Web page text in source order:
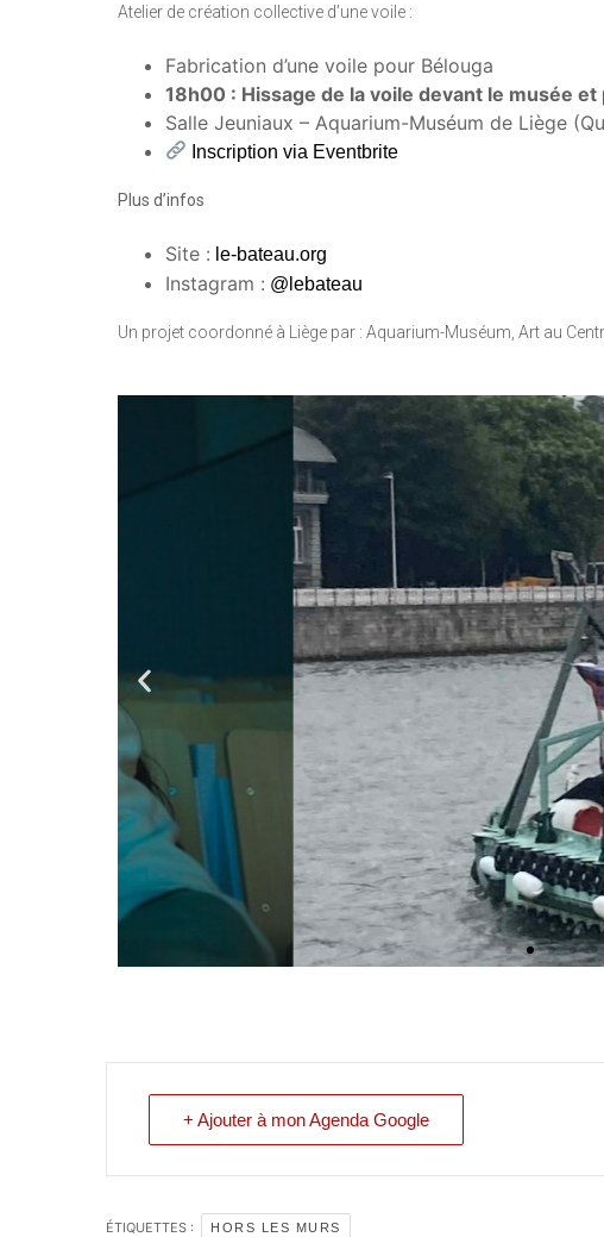
Atelier de création collective d’une voile :
Fabrication d’une voile pour Bélouga
18h00 : Hissage de la voile devant le musée
Salle Jeuniaux – Aquarium-Muséum de Liège
Inscription via Eventbrite
Plus d’infos
Site : le-bateau.org
Instagram : @lebateau
Un projet coordonné à Liège par : Aquarium-Muséum, Art au
+ Ajouter à mon Agenda Google
ÉTIQUETTES : HORS LES MURS